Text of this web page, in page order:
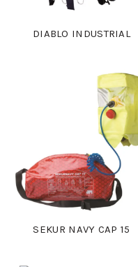
DIABLO INDUSTRIAL
SEKUR NAVY CAP 15